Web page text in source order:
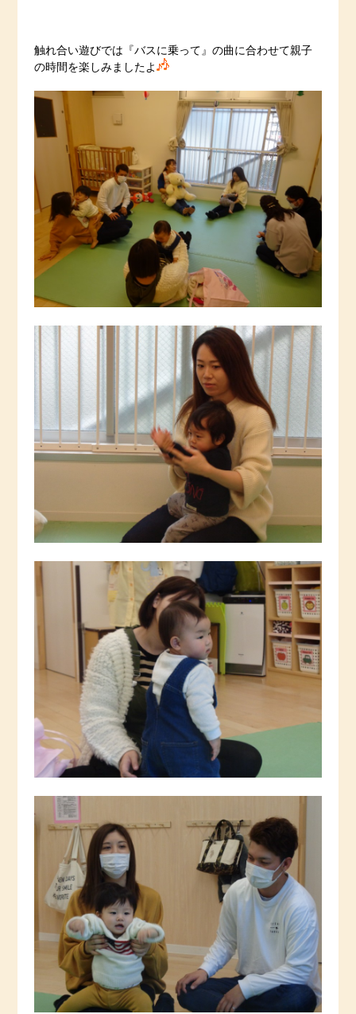
触れ合い遊びでは『バスに乗って』の曲に合わせて親子
の時間を楽しみましたよ